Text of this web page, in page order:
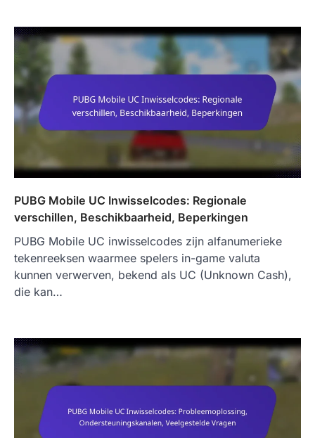
PUBG Mobile UC Inwisselcodes: Regionale
verschillen, Beschikbaarheid, Beperkingen
PUBG Mobile UC inwisselcodes zijn alfanumerieke
tekenreeksen waarmee spelers in-game valuta
kunnen verwerven, bekend als UC (Unknown Cash),
die kan…